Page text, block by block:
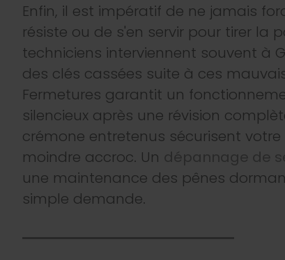
Enfin, il est impératif de ne jamais
résiste ou de s'en servir pour tirer la
techniciens interviennent souvent à
des clés cassées suite à ces
Fermetures garantit un
silencieux après une révision
crémone entretenus sécurisent
moindre accroc. Un
une maintenance des pênes
simple demande.